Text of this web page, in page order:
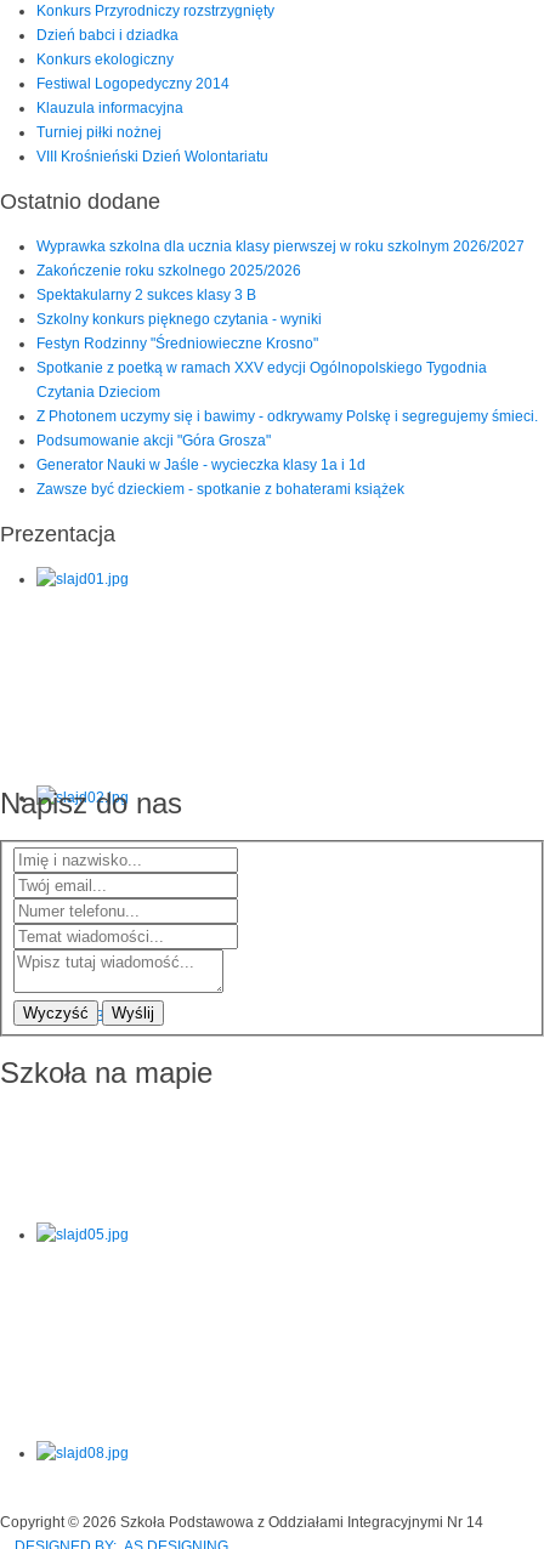
Konkurs Przyrodniczy rozstrzygnięty
Dzień babci i dziadka
Konkurs ekologiczny
Festiwal Logopedyczny 2014
Klauzula informacyjna
Turniej piłki nożnej
VIII Krośnieński Dzień Wolontariatu
Ostatnio dodane
Wyprawka szkolna dla ucznia klasy pierwszej w roku szkolnym 2026/2027
Zakończenie roku szkolnego 2025/2026
Spektakularny 2 sukces klasy 3 B
Szkolny konkurs pięknego czytania - wyniki
Festyn Rodzinny "Średniowieczne Krosno"
Spotkanie z poetką w ramach XXV edycji Ogólnopolskiego Tygodnia
Czytania Dzieciom
Z Photonem uczymy się i bawimy - odkrywamy Polskę i segregujemy śmieci.
Podsumowanie akcji "Góra Grosza"
Generator Nauki w Jaśle - wycieczka klasy 1a i 1d
Zawsze być dzieckiem - spotkanie z bohaterami książek
Prezentacja
Napisz do nas
Wyczyść Wyślij
Szkoła na mapie
Copyright © 2026 Szkoła Podstawowa z Oddziałami Integracyjnymi Nr 14